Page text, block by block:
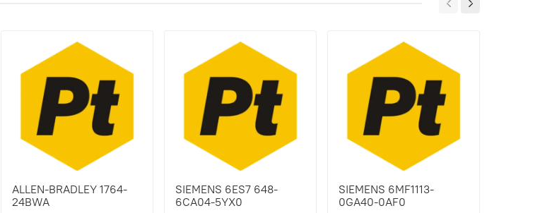
ALLEN-BRADLEY 1764-
24BWA
SIEMENS 6ES7 648-
6CA04-5YX0
SIEMENS 6MF1113-
0GA40-0AF0